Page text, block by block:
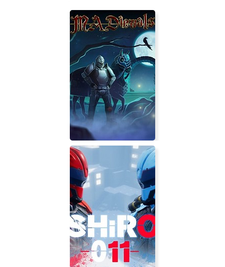
MADievals - The rise of Rusty
Steelknee